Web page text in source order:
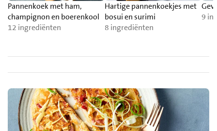
Pannenkoek met ham,
champignon en boerenkool
12 ingrediënten
Hartige pannenkoekjes met
bosui en surimi
8 ingrediënten
9